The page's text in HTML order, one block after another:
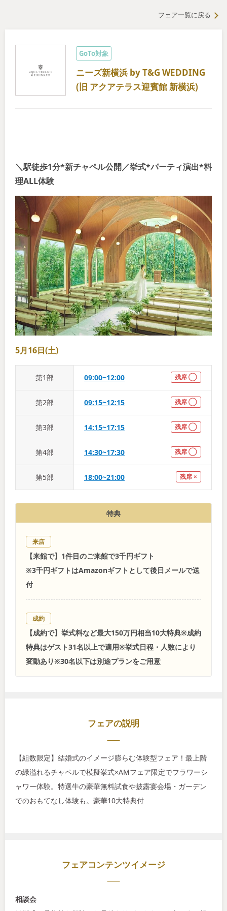
フェア一覧に戻る
GoTo対象
ニーズ新横浜 by T&G WEDDING
(旧 アクアテラス迎賓館 新横浜)
＼駅徒歩1分*新チャペル公開／挙式*パーティ演出*料
理ALL体験
5月16日(土)
第1部 09:00~12:00 残席 ◯
第2部 09:15~12:15 残席 ◯
第3部 14:15~17:15 残席 ◯
第4部 14:30~17:30 残席 ◯
第5部 18:00~21:00 残席 ×
特典
来店
【来館で】1件目のご来館で3千円ギフト
※3千円ギフトはAmazonギフトとして後日メールで送
付
成約
【成約で】挙式料など最大150万円相当10大特典※成約
特典はゲスト31名以上で適用※挙式日程・人数により
変動あり※30名以下は別途プランをご用意
フェアの説明
【組数限定】結婚式のイメージ膨らむ体験型フェア！最上階
の緑溢れるチャペルで模擬挙式×AMフェア限定でフラワーシ
ャワー体験。特選牛の豪華無料試食や披露宴会場・ガーデン
でのおもてなし体験も。豪華10大特典付
フェアコンテンツイメージ
相談会